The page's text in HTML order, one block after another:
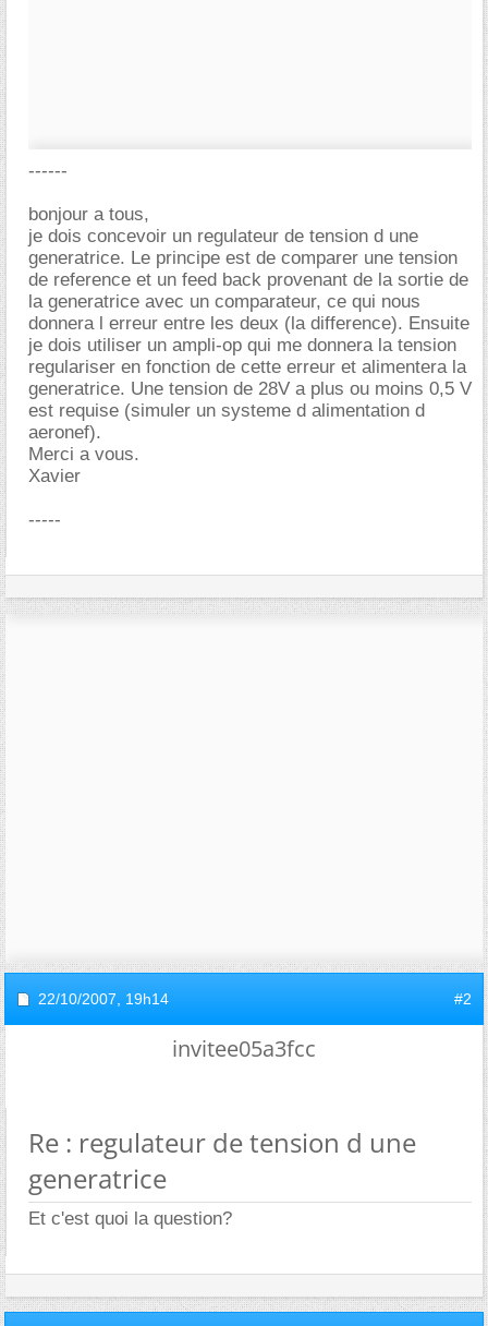
------
bonjour a tous,
je dois concevoir un regulateur de tension d une
generatrice. Le principe est de comparer une tension
de reference et un feed back provenant de la sortie de
la generatrice avec un comparateur, ce qui nous
donnera l erreur entre les deux (la difference). Ensuite
je dois utiliser un ampli-op qui me donnera la tension
regulariser en fonction de cette erreur et alimentera la
generatrice. Une tension de 28V a plus ou moins 0,5 V
est requise (simuler un systeme d alimentation d
aeronef).
Merci a vous.
Xavier
-----
22/10/2007, 19h14 #2
invitee05a3fcc
Re : regulateur de tension d une
generatrice
Et c'est quoi la question?